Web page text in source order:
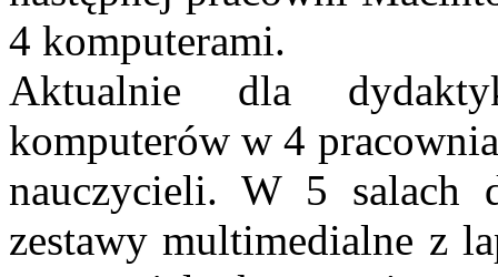
4 komputerami.
Aktualnie dla
komputerów w 4
nauczycieli. W 5 salach
zestawy multimedialne z